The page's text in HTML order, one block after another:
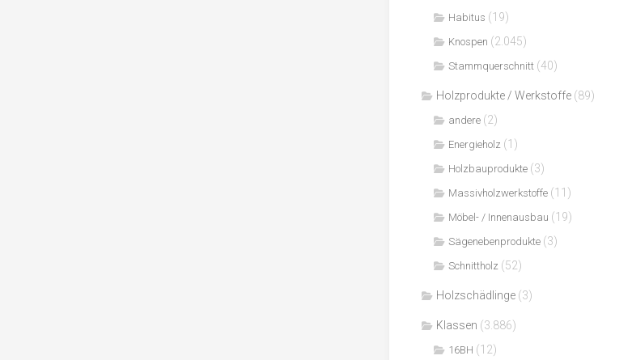
Habitus (19)
Knospen (2.045)
Stammquerschnitt (40)
Holzprodukte / Werkstoffe (89)
andere (2)
Energieholz (1)
Holzbauprodukte (3)
Massivholzwerkstoffe (11)
Möbel- / Innenausbau (19)
Sägenebenprodukte (3)
Schnittholz (52)
Holzschädlinge (3)
Klassen (3.886)
16BH (12)